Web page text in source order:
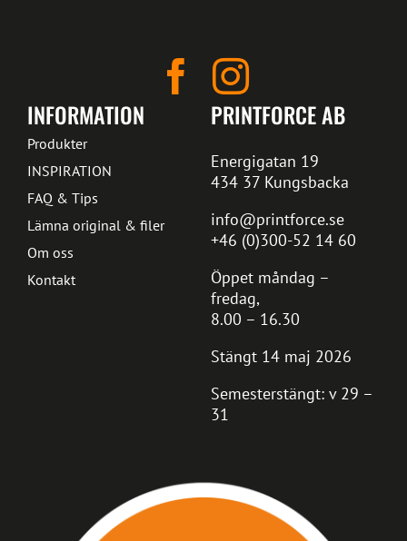
PRINTFORCE AB
Energigatan 19
434 37 Kungsbacka
info@printforce.se
+46 (0)300-52 14 60
Öppet måndag –
fredag,
8.00 – 16.30
Stängt 14 maj 2026
Semesterstängt: v 29 –
31
INFORMATION
Produkter
INSPIRATION
FAQ & Tips
Lämna original & filer
Om oss
Kontakt